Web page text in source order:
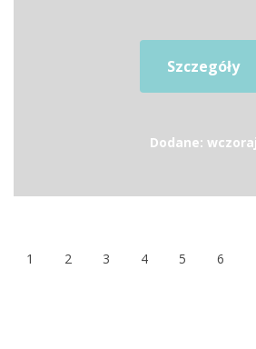
Szczegóły
Dodane: wczoraj
1 2 3 4 5 6